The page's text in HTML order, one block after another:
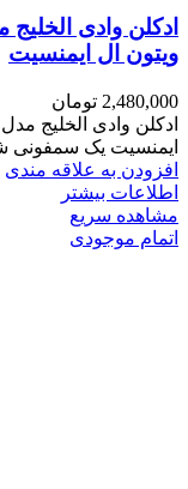
ادکلن وادی
ویتون ال ایمنسیت
2,480,000 تومان
ادکلن وادی الخلیج
ایمنسیت یک سمفونی
افزودن به علاقه مندی
اطلاعات بیشتر
مشاهده سریع
اتمام موجودی